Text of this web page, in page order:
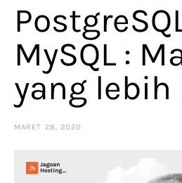
MySQL :
yang lebih
MARET 28, 2020